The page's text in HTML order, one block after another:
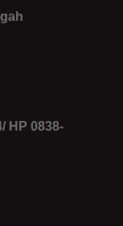
HP 0838-